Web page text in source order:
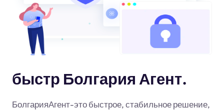
быстр Болгария Агент.
БолгарияАгент-это быстрое, стабильное решение,